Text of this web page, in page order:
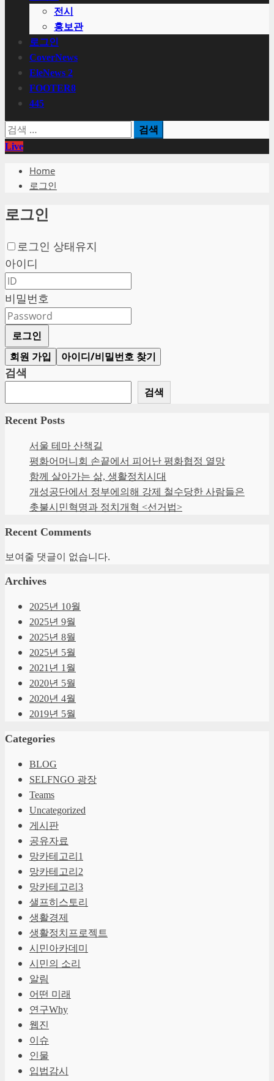
전시
홍보관
로그인
CoverNews
EleNews 2
FOOTER8
445
검
색:
Live
Home
로그인
로그인
로그인 상태유지
아이디
비밀번호
로그인
회원 가입
아이디/비밀번호 찾기
검색
검색
Recent Posts
서울 테마 산책길
평화어머니회 손끝에서 피어난 평화협정 열망
함께 살아가는 삶, 생활정치시대
개성공단에서 정부에의해 강제 철수당한 사람들은
촛불시민혁명과 정치개혁 <선거법>
Recent Comments
보여줄 댓글이 없습니다.
Archives
2025년 10월
2025년 9월
2025년 8월
2025년 5월
2021년 1월
2020년 5월
2020년 4월
2019년 5월
Categories
BLOG
SELFNGO 광장
Teams
Uncategorized
게시판
공유자료
망카테고리1
망카테고리2
망카테고리3
샐프히스토리
생활경제
생활정치프로젝트
시민아카데미
시민의 소리
알림
어떤 미래
연구Why
웹진
이슈
인물
입법감시